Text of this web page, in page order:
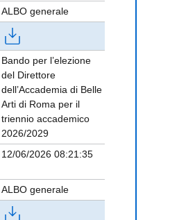
ALBO generale
Bando per l’elezione
del Direttore
dell’Accademia di Belle
Arti di Roma per il
triennio accademico
2026/2029
12/06/2026 08:21:35
ALBO generale